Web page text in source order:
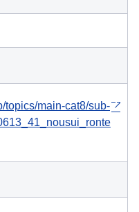
topics/main-cat8/sub-